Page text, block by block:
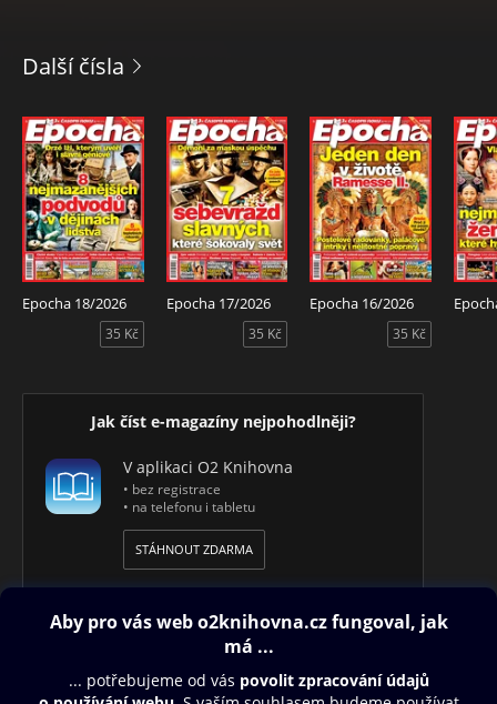
Další čísla
Epocha 18/2026
35 Kč
Epocha 17/2026
35 Kč
Epocha 16/2026
35 Kč
Jak číst e-magazíny nejpohodlněji?
V aplikaci O2 Knihovna
• bez registrace
• na telefonu i tabletu
STÁHNOUT ZDARMA
Obsah ke stažení